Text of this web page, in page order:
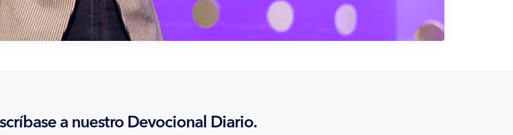
pero eso no da resultado si no tienes al autor de la
Dios, le urge pedirle eso a Él.
a nuestro Devocional Diario.